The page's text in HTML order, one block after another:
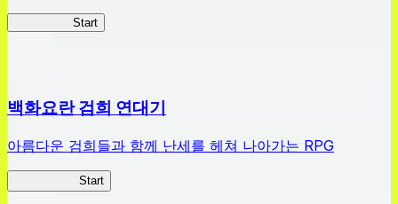
Start
백화요란 검희 연대기
아름다운 검희들과 함께 난세를 헤쳐 나아가는 RPG
Start